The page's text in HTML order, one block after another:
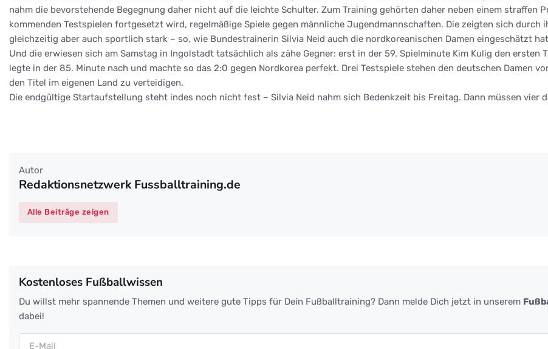
nahm die bevorstehende Begegnung daher nicht auf die leichte Schulter. Zum Training gehörten daher neben einem straffen
kommenden Testspielen fortgesetzt wird, regelmäßige Spiele gegen männliche Jugendmannschaften. Die zeigten sich durch
gleichzeitig aber auch sportlich stark – so, wie Bundestrainerin Silvia Neid auch die nordkoreanischen Damen eingeschätzt
Und die erwiesen sich am Samstag in Ingolstadt tatsächlich als zähe Gegner: erst in der 59. Spielminute Kim Kulig den ersten
legte in der 85. Minute nach und machte so das 2:0 gegen Nordkorea perfekt. Drei Testspiele stehen den deutschen Damen
den Titel im eigenen Land zu verteidigen.
Die endgültige Startaufstellung steht indes noch nicht fest – Silvia Neid nahm sich Bedenkzeit bis Freitag. Dann müssen vier
Autor
Redaktionsnetzwerk Fussballtraining.de
Alle Beiträge zeigen
Kostenloses Fußballwissen
Du willst mehr spannende Themen und weitere gute Tipps für Dein Fußballtraining? Dann melde Dich jetzt in unserem
dabei!